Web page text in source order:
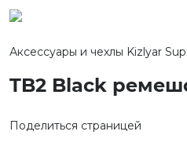
Аксессуары и чехлы Kizlyar
TB2 Black
Поделиться страницей